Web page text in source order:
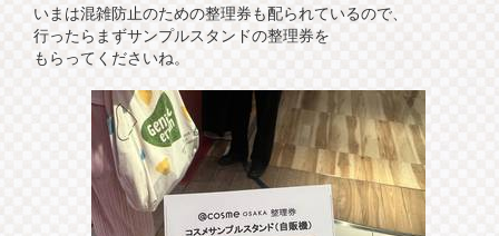
いまは混雑防止のための整理券も配られているので、
行ったらまずサンプルスタンドの整理券を
もらってくださいね。